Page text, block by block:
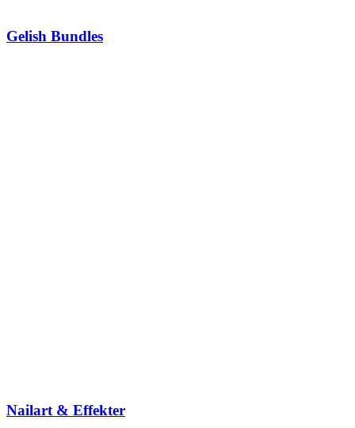
Gelish Bundles
Nailart & Effekter